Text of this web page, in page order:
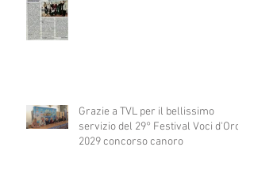
Grazie a TVL per il bellissimo
servizio del 29° Festival Voci d'Oro
2029 concorso canoro